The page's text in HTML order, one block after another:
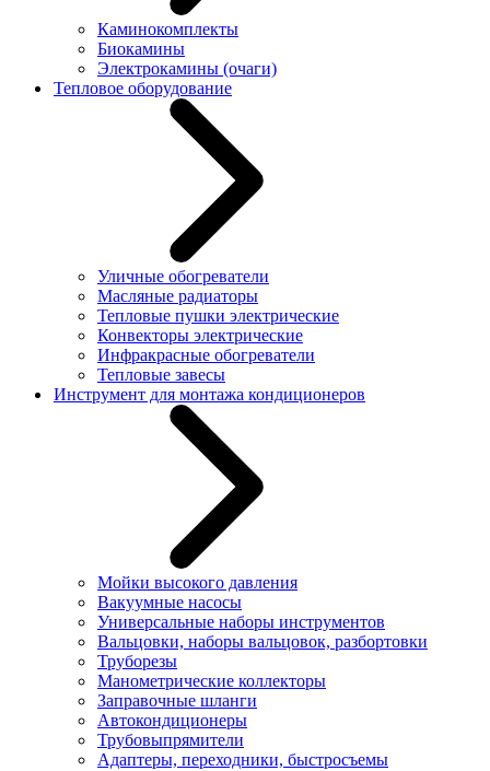
Каминокомплекты
Биокамины
Электрокамины (очаги)
Тепловое оборудование
Уличные обогреватели
Масляные радиаторы
Тепловые пушки электрические
Конвекторы электрические
Инфракрасные обогреватели
Тепловые завесы
Инструмент для монтажа кондиционеров
Мойки высокого давления
Вакуумные насосы
Универсальные наборы инструментов
Вальцовки, наборы вальцовок, разбортовки
Труборезы
Манометрические коллекторы
Заправочные шланги
Автокондиционеры
Трубовыпрямители
Адаптеры, переходники, быстросъемы